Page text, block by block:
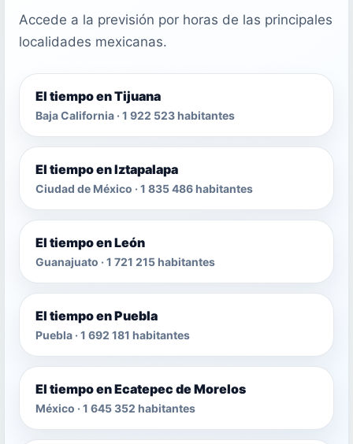
Accede a la previsión por horas de las principales
localidades mexicanas.
El tiempo en Tijuana
Baja California · 1 922 523 habitantes
El tiempo en Iztapalapa
Ciudad de México · 1 835 486 habitantes
El tiempo en León
Guanajuato · 1 721 215 habitantes
El tiempo en Puebla
Puebla · 1 692 181 habitantes
El tiempo en Ecatepec de Morelos
México · 1 645 352 habitantes